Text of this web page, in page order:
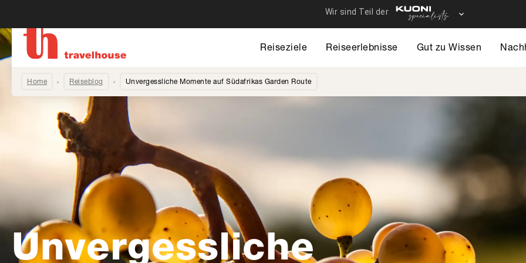
Reiseziele Reiseerlebnisse Gut zu Wissen
Home Reiseblog Unvergessliche Momente auf Südafrikas Garden Route
Unvergessliche